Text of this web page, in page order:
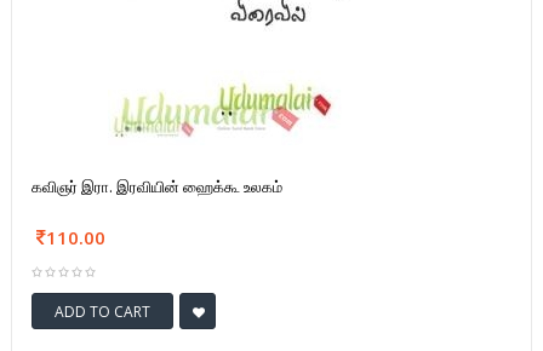
கவிஞர் இரா. இரவியின் ஹைக்கூ உலகம்
110.00
ADD TO CART